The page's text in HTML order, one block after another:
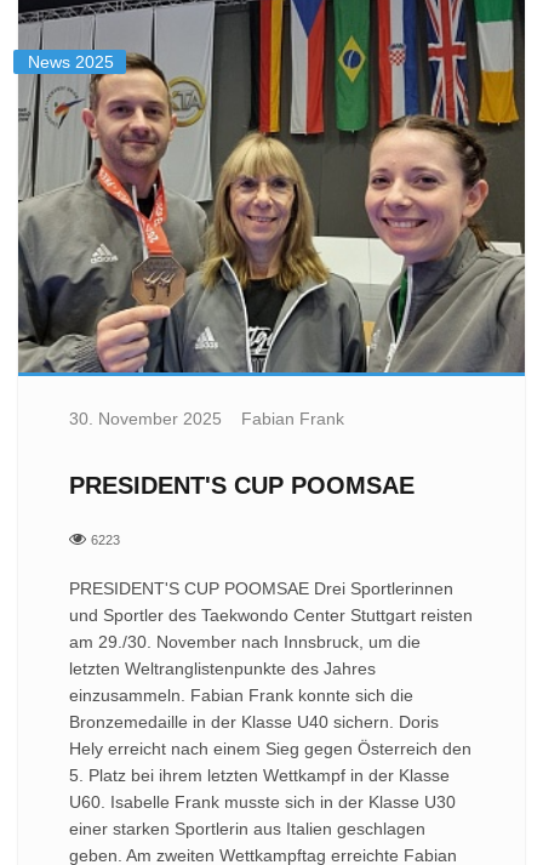
News 2025
30. November 2025 Fabian Frank
PRESIDENT'S CUP POOMSAE
6223
PRESIDENT'S CUP POOMSAE Drei Sportlerinnen
und Sportler des Taekwondo Center Stuttgart reisten
am 29./30. November nach Innsbruck, um die
letzten Weltranglistenpunkte des Jahres
einzusammeln. Fabian Frank konnte sich die
Bronzemedaille in der Klasse U40 sichern. Doris
Hely erreicht nach einem Sieg gegen Österreich den
5. Platz bei ihrem letzten Wettkampf in der Klasse
U60. Isabelle Frank musste sich in der Klasse U30
einer starken Sportlerin aus Italien geschlagen
geben. Am zweiten Wettkampftag erreichte Fabian